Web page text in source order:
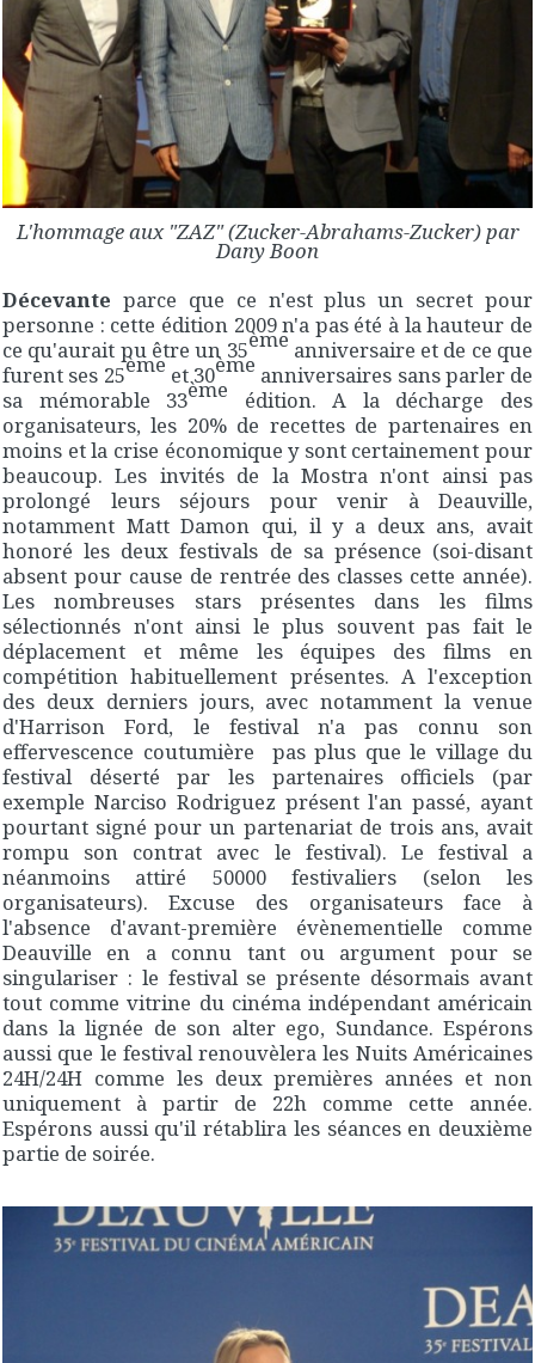
L'hommage aux "ZAZ" (Zucker-Abrahams-Zucker) par
Dany Boon
Décevante parce que ce n'est plus un secret pour
personne : cette édition 2009 n'a pas été à la hauteur de
ce qu'aurait pu être un 35ème anniversaire et de ce que
furent ses 25ème et 30ème anniversaires sans parler de
sa mémorable 33ème édition. A la décharge des
organisateurs, les 20% de recettes de partenaires en
moins et la crise économique y sont certainement pour
beaucoup. Les invités de la Mostra n'ont ainsi pas
prolongé leurs séjours pour venir à Deauville,
notamment Matt Damon qui, il y a deux ans, avait
honoré les deux festivals de sa présence (soi-disant
absent pour cause de rentrée des classes cette année).
Les nombreuses stars présentes dans les films
sélectionnés n'ont ainsi le plus souvent pas fait le
déplacement et même les équipes des films en
compétition habituellement présentes. A l'exception
des deux derniers jours, avec notamment la venue
d'Harrison Ford, le festival n'a pas connu son
effervescence coutumière pas plus que le village du
festival déserté par les partenaires officiels (par
exemple Narciso Rodriguez présent l'an passé, ayant
pourtant signé pour un partenariat de trois ans, avait
rompu son contrat avec le festival). Le festival a
néanmoins attiré 50000 festivaliers (selon les
organisateurs). Excuse des organisateurs face à
l'absence d'avant-première évènementielle comme
Deauville en a connu tant ou argument pour se
singulariser : le festival se présente désormais avant
tout comme vitrine du cinéma indépendant américain
dans la lignée de son alter ego, Sundance. Espérons
aussi que le festival renouvèlera les Nuits Américaines
24H/24H comme les deux premières années et non
uniquement à partir de 22h comme cette année.
Espérons aussi qu'il rétablira les séances en deuxième
partie de soirée.